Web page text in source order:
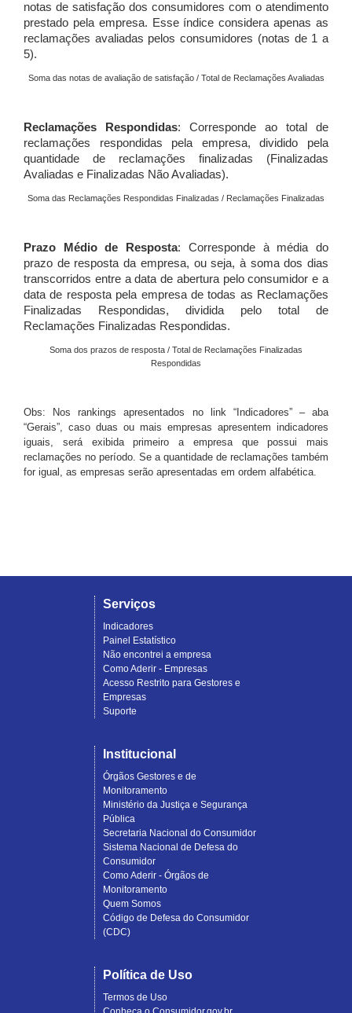
notas de satisfação dos consumidores com o atendimento
prestado pela empresa. Esse índice considera apenas as
reclamações avaliadas pelos consumidores (notas de 1 a
5).
Soma das notas de avaliação de satisfação / Total de Reclamações Avaliadas
Reclamações Respondidas: Corresponde ao total de
reclamações respondidas pela empresa, dividido pela
quantidade de reclamações finalizadas (Finalizadas
Avaliadas e Finalizadas Não Avaliadas).
Soma das Reclamações Respondidas Finalizadas / Reclamações Finalizadas
Prazo Médio de Resposta: Corresponde à média do
prazo de resposta da empresa, ou seja, à soma dos dias
transcorridos entre a data de abertura pelo consumidor e a
data de resposta pela empresa de todas as Reclamações
Finalizadas Respondidas, dividida pelo total de
Reclamações Finalizadas Respondidas.
Soma dos prazos de resposta / Total de Reclamações Finalizadas
Respondidas
Obs: Nos rankings apresentados no link “Indicadores” – aba
“Gerais”, caso duas ou mais empresas apresentem indicadores
iguais, será exibida primeiro a empresa que possui mais
reclamações no período. Se a quantidade de reclamações também
for igual, as empresas serão apresentadas em ordem alfabética.
Serviços
Indicadores
Painel Estatístico
Não encontrei a empresa
Como Aderir - Empresas
Acesso Restrito para Gestores e
Empresas
Suporte
Institucional
Órgãos Gestores e de
Monitoramento
Ministério da Justiça e Segurança
Pública
Secretaria Nacional do Consumidor
Sistema Nacional de Defesa do
Consumidor
Como Aderir - Órgãos de
Monitoramento
Quem Somos
Código de Defesa do Consumidor
(CDC)
Política de Uso
Termos de Uso